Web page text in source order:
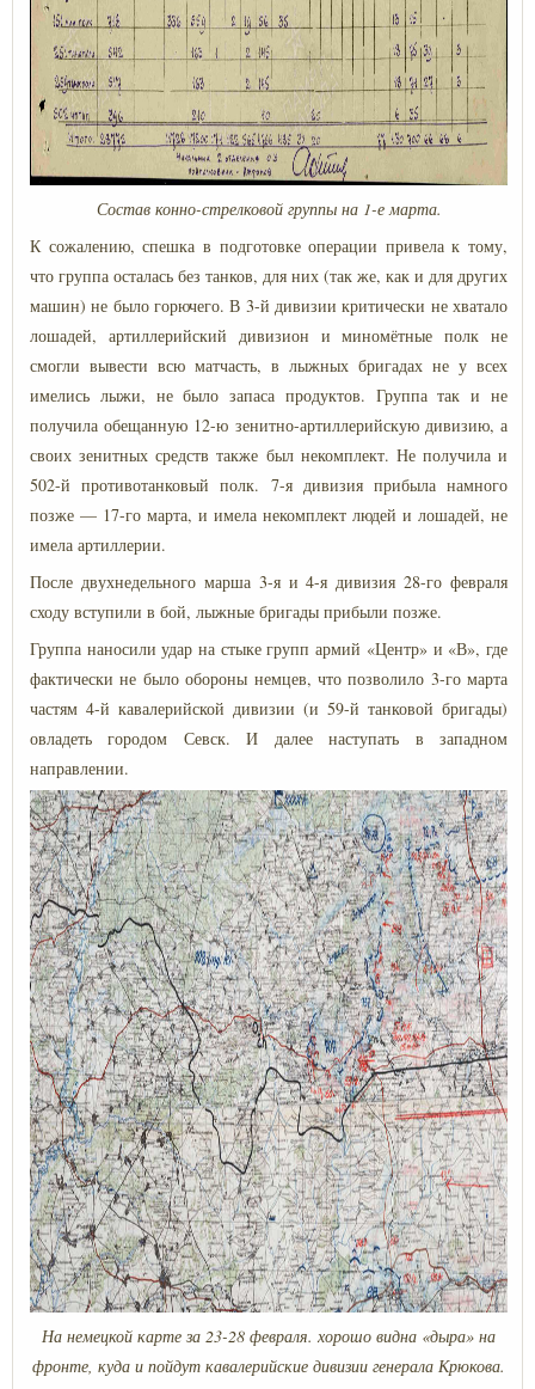
Состав конно-стрелковой группы на 1-е марта.
К сожалению, спешка в подготовке операции привела к тому,
что группа осталась без танков, для них (так же, как и для других
машин) не было горючего. В 3-й дивизии критически не хватало
лошадей, артиллерийский дивизион и миномётные полк не
смогли вывести всю матчасть, в лыжных бригадах не у всех
имелись лыжи, не было запаса продуктов. Группа так и не
получила обещанную 12-ю зенитно-артиллерийскую дивизию, а
своих зенитных средств также был некомплект. Не получила и
502-й противотанковый полк. 7-я дивизия прибыла намного
позже — 17-го марта, и имела некомплект людей и лошадей, не
имела артиллерии.
После двухнедельного марша 3-я и 4-я дивизия 28-го февраля
сходу вступили в бой, лыжные бригады прибыли позже.
Группа наносили удар на стыке групп армий «Центр» и «В», где
фактически не было обороны немцев, что позволило 3-го марта
частям 4-й кавалерийской дивизии (и 59-й танковой бригады)
овладеть городом Севск. И далее наступать в западном
направлении.
На немецкой карте за 23-28 февраля. хорошо видна «дыра» на
фронте, куда и пойдут кавалерийские дивизии генерала Крюкова.